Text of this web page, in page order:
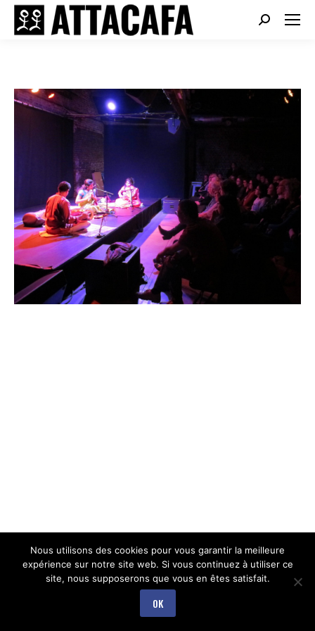
Search:
Nous utilisons des cookies pour vous garantir la meilleure
expérience sur notre site web. Si vous continuez à utiliser ce
site, nous supposerons que vous en êtes satisfait.
OK